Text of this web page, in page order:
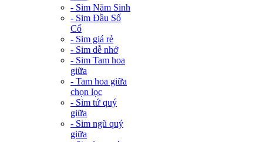
- Sim Năm Sinh
- Sim Đầu Số
Cổ
- Sim giá rẻ
- Sim dễ nhớ
- Sim Tam hoa
giữa
- Tam hoa giữa
chọn lọc
- Sim tứ quý
giữa
- Sim ngũ quý
giữa